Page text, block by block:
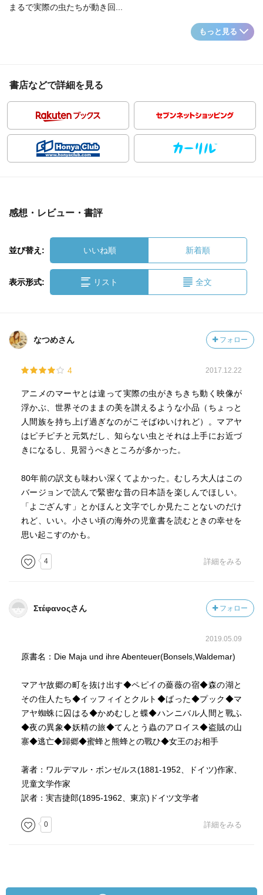
まるで実際の虫たちが動き回...
もっと見る
書店などで詳細を見る
感想・レビュー・書評
並び替え: いいね順 新着順
表示形式: リスト 全文
なつめさん フォロー
4 2017.12.22
アニメのマーヤとは違って実際の虫がきちきち動く映像が
浮かぶ、世界そのままの美を讃えるような小品（ちょっと
人間族を持ち上げ過ぎなのがこそばゆいけれど）。マアヤ
はピチピチと元気だし、知らない虫とそれは上手にお近づ
きになるし、見習うべきところが多かった。
80年前の訳文も味わい深くてよかった。むしろ大人はこの
バージョンで読んで緊密な昔の日本語を楽しんでほしい。
「よござんす」とかほんと文字でしか見たことないのだけ
れど、いい。小さい頃の海外の児童書を読むときの幸せを
思い起こすのかも。
4 詳細をみる
Στέφανοςさん フォロー
2019.05.09
原書名：Die Maja und ihre Abenteuer(Bonsels,Waldemar)
マアヤ故郷の町を抜け出す◆ペピイの薔薇の宿◆森の湖と
その住人たち◆イッフィイとクルト◆ばった◆プック◆マ
アヤ蜘蛛に囚はる◆かめむしと蝶◆ハンニバル人間と戰ふ
◆夜の異象◆妖精の旅◆てんとう蟲のアロイス◆盗賊の山
寨◆逃亡◆歸郷◆蜜蜂と熊蜂との戰ひ◆女王のお相手
著者：ワルデマル・ボンゼルス(1881-1952、ドイツ)作家、
児童文学作家
訳者：実吉捷郎(1895-1962、東京)ドイツ文学者
0 詳細をみる